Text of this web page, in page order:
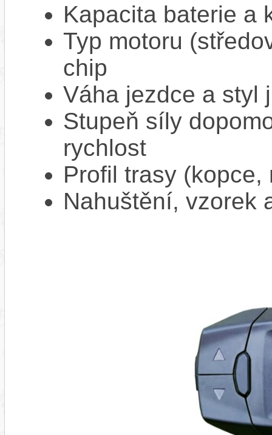
Kapacita baterie a
Typ motoru
chip
Váha jezdce a styl
Stupeň síly
rychlost
Profil trasy
Nahuštění, vzorek